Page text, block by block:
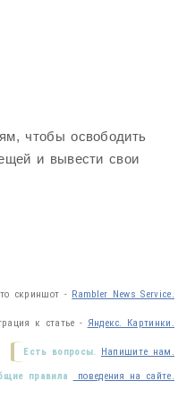
чтобы освободить
и вывести свои
скриншот - Rambler News Service.
к статье - Яндекс. Картинки.
Есть вопросы. Напишите нам.
правила поведения на сайте.